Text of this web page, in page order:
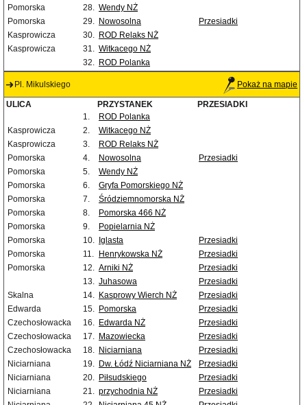
Pomorska
28. Wendy NŻ
Pomorska
29. Nowosolna
Przesiadki
Kasprowicza
30. ROD Relaks NŻ
Kasprowicza
31. Witkacego NŻ
32. ROD Polanka
Pl. Mikulskiego Pokaż na mapie
ULICA PRZYSTANEK
PRZESIADKI
1.
ROD Polanka
Kasprowicza
2.
Witkacego NŻ
Kasprowicza
3.
ROD Relaks NŻ
Pomorska
4. Nowosolna
Przesiadki
Pomorska
5.
Wendy NŻ
Pomorska
6.
Gryfa Pomorskiego NŻ
Pomorska
7.
Śródziemnomorska NŻ
Pomorska
8.
Pomorska 466 NŻ
Pomorska
9.
Popielarnia NŻ
Pomorska
10. Iglasta
Przesiadki
Pomorska
11. Henrykowska NŻ
Przesiadki
Pomorska
12. Arniki NŻ
Przesiadki
13. Juhasowa
Przesiadki
Skalna
14. Kasprowy Wierch NŻ
Przesiadki
Edwarda
15. Pomorska
Przesiadki
Czechosłowacka
16. Edwarda NŻ
Przesiadki
Czechosłowacka
17. Mazowiecka
Przesiadki
Czechosłowacka
18. Niciarniana
Przesiadki
Niciarniana
19. Dw. Łódź Niciarniana NŻ
Przesiadki
Niciarniana
20. Piłsudskiego
Przesiadki
Niciarniana
21. przychodnia NŻ
Przesiadki